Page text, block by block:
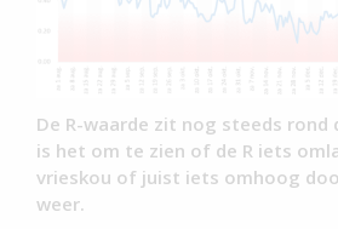
De R-waarde zit nog steeds rond
is het om te zien of de R iets
vrieskou of juist iets omhoog
weer.